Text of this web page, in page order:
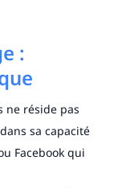
:
ne réside pas
sa capacité
Facebook qui